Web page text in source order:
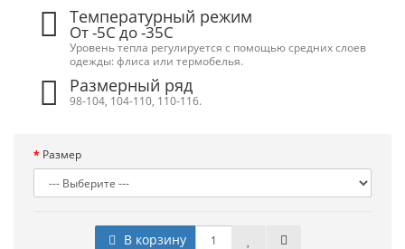
Температурный режим
От -5С до -35С
Уровень тепла регулируется с помощью средних слоев
одежды: флиса или термобелья.
Размерный ряд
98-104, 104-110, 110-116.
Размер
В корзину